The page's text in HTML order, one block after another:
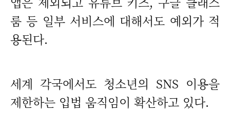
룸 등 일부 서비스에 대해서도 예외가 적
용된다.
세계 각국에서도 청소년의 SNS 이용을
제한하는 입법 움직임이 확산하고 있다.